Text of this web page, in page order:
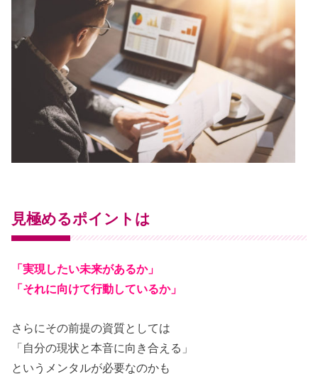
見極めるポイントは
「実現したい未来があるか」
「それに向けて行動しているか」
さらにその前提の資質としては
「自分の現状と本音に向き合える」
というメンタルが必要なのかも